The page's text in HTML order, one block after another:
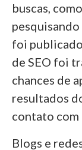
buscas,
foi
de SEO foi
chances de
resultados
contato com
Blogs e